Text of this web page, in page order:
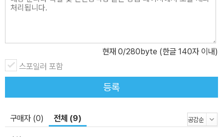
공되고 있습니다. 2017년판에는 각 지역의 추가적인 도시 정보와 도
소개를 최초로 한 조대현 작가가 직접 캠핑을 하면서 얻은 정보를 추
가로 실었으며 아이슬란드 내륙의 란드만나라우가는 내륙의 시작점
으로 트레킹코스뿐만 아니라 내륙의 퀼뤼르 루트와 스프렝기산두르
의 방식이 달라 힘들어하는 여행자를 위해 여행을 계획하는 일정코스
현재 0/280byte (한글 140자 이내)
스포일러 포함
등록
구매자 (0) 전체 (9)